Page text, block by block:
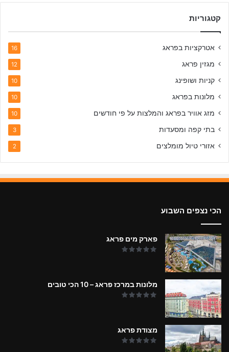
פ
קטגוריות
אטרקציות בפראג 16
מגזין פראג 12
קניות ושופינג 10
מלונות בפראג 10
מזג אוויר בפראג והמלצות על פי חודשים 10
בתי קפה ומסעדות 3
אזורי טיול מומלצים 2
הכי נצפים השבוע
פארק מים פראג
מלונות במרכז פראג – 10 הכי טובים
מצודת פראג